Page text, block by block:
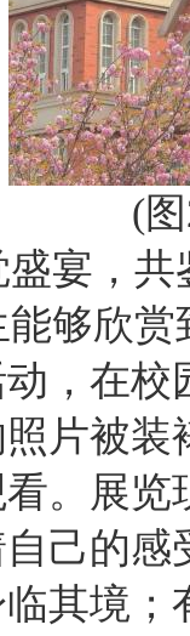
(
宴，共
够欣
，在
片被
。展
己的
其境